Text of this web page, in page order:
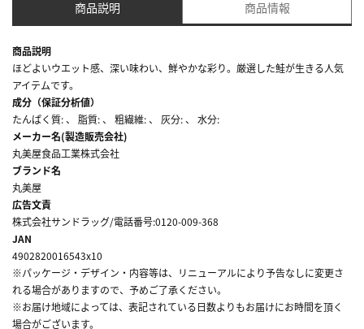
商品説明 商品情報
商品説明
ほどよいウエット感、深い味わい、鮮やかな彩り。厳選した鮭が生きる人気
アイテムです。
成分（保証分析値）
たんぱく質: 、 脂質: 、 粗繊維: 、 灰分: 、 水分:
メーカー名(製造販売会社)
丸美屋食品工業株式会社
ブランド名
丸美屋
広告文責
株式会社サンドラッグ/電話番号:0120-009-368
JAN
4902820016543x10
※パッケージ・デザイン・内容等は、リニューアルにより予告なしに変更さ
れる場合がありますので、予めご了承ください。
※お届け地域によっては、表記されている日数よりもお届けにお時間を頂く
場合がございます。